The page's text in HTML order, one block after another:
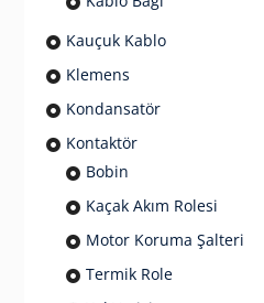
Kauçuk Kablo
Klemens
Kondansatör
Kontaktör
Bobin
Kaçak Akım Rolesi
Motor Koruma Şalteri
Termik Role